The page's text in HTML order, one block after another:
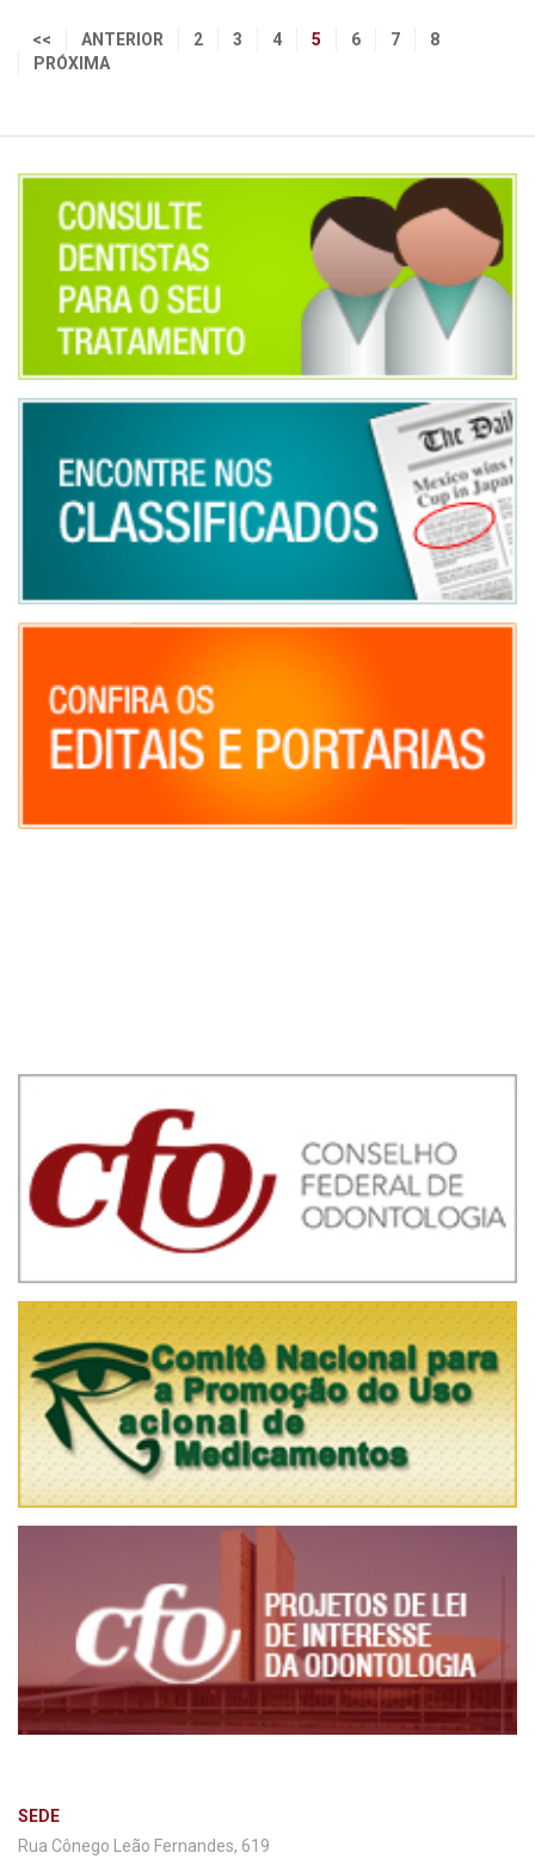
<< ANTERIOR 2 3 4 5 6 7
8
PRÓXIMA
SEDE
Rua Cônego Leão Fernandes, 619